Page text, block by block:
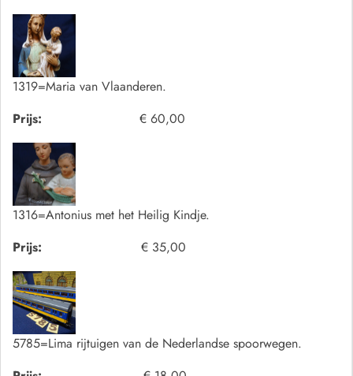
1319=Maria van Vlaanderen.
Prijs:
€ 60,00
1316=Antonius met het Heilig Kindje.
Prijs:
€ 35,00
5785=Lima rijtuigen van de Nederlandse spoorwegen.